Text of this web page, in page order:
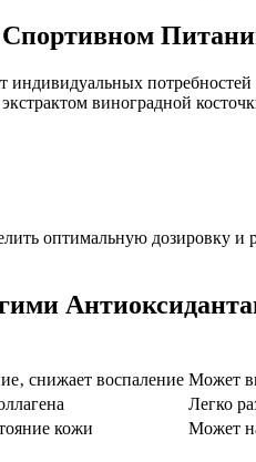
виноградной
оптимальную дозировку
снижает воспаление Может
Легко
кожи Может